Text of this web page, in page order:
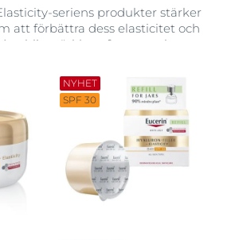
seriens produkter stärker
att förbättra dess elasticitet och
blir märkbart fastare och ser
NYHET
SPF 30